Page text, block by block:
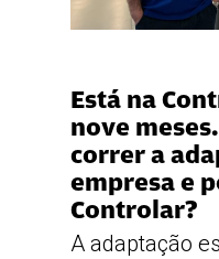
Está na
nove
correr a
empresa e
Controlar?
A adaptação